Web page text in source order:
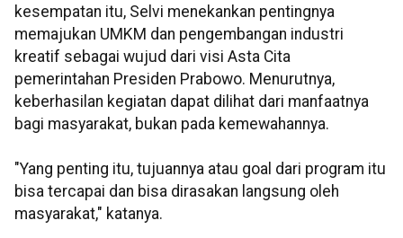
kesempatan itu, Selvi menekankan pentingnya
memajukan UMKM dan pengembangan industri
kreatif sebagai wujud dari visi Asta Cita
pemerintahan Presiden Prabowo. Menurutnya,
keberhasilan kegiatan dapat dilihat dari manfaatnya
bagi masyarakat, bukan pada kemewahannya.
"Yang penting itu, tujuannya atau goal dari program itu
bisa tercapai dan bisa dirasakan langsung oleh
masyarakat," katanya.